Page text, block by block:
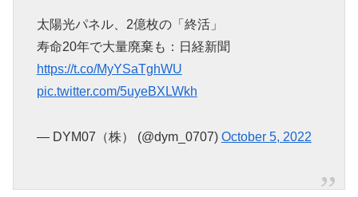
太陽光パネル、2億枚の「終活」
寿命20年で大量廃棄も：日経新聞
https://t.co/MyYSaTghWU
pic.twitter.com/5uyeBXLWkh
— DYM07（株） (@dym_0707) October 5, 2022